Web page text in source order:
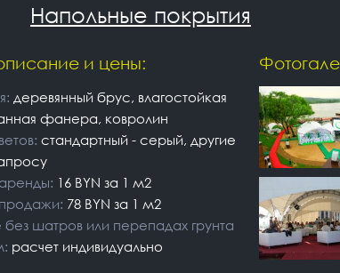
Напольные покрытия
и цены:
деревянный брус, влагостойкая
фанера, ковролин
стандартный - серый, другие
16 BYN за 1 м2
78 BYN за 1 м2
шатров или перепадах грунта
расчет индивидуально